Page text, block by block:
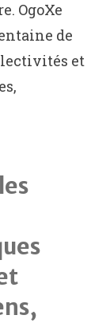
OgoXe
de
et